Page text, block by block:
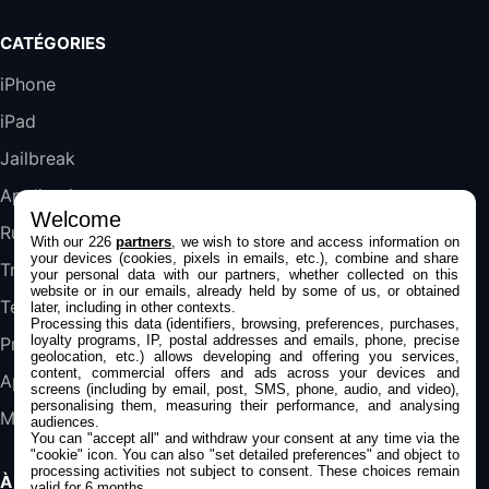
Galaxy S25 FE 6,7\" 5G Nano SIM 128 Go
Blanc
Jeu FIFA 20 sur PC (code à télécharger)
45,98€57,99€Rue Du Commerce (Vendeur Tiers)
CATÉGORIES
iPhone
iPad
Jailbreak
Applications
Rumeurs
Trucs & astuces
Tests
Promos
Apple
Mac
À PROPOS
Welcome
With our 226partners , we wish to store and access information on
your devices (cookies, pixels in emails, etc.), combine and share
your personal data with our partners, whether collected on this
website or in our emails, already held by some of us, or obtained
later, including in other contexts.
Processing this data (identifiers, browsing, preferences, purchases,
loyalty programs, IP, postal addresses and emails, phone, precise
geolocation, etc.) allows developing and offering you services,
content, commercial offers and ads across your devices and
screens (including by email, post, SMS, phone, audio, and video),
personalising them, measuring their performance, and analysing
audiences.
You can "accept all" and withdraw your consent at any time via the
"cookie" icon. You can also "set detailed preferences" and object to
processing activities not subject to consent. These choices remain